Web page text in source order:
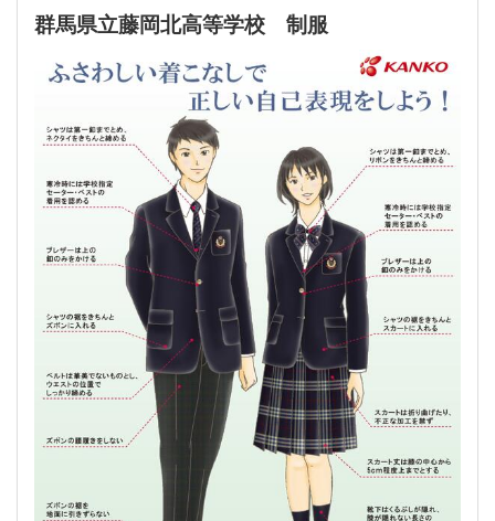
群馬県立藤岡北高等学校 制服